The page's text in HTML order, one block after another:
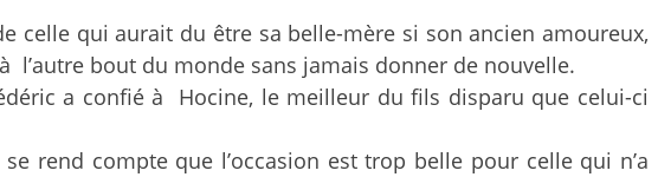
celle qui aurait du être sa belle-mère si son ancien amoureux,
l’autre bout du monde sans jamais donner de nouvelle.
a confié à Hocine, le meilleur du fils disparu que celui-ci
rend compte que l’occasion est trop belle pour celle qui n’a